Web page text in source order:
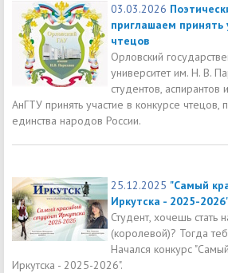
03.03.2026
приглашаем принять
чтецов
Орловский
университет им. Н. В.
студентов,
АнГТУ принять участие в конкурсе чтецов,
единства народов России.
25.12.2025 "Самый
Иркутска - 2025-
Студент, хочешь стать
(королевой)? Тогда
Начался конкурс
Иркутска - 2025-2026".